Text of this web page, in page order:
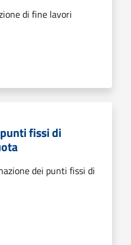
di fine lavori
fissi di
dei punti fissi di